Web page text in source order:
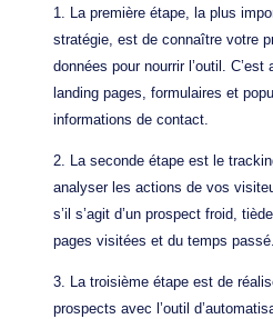
1. La première étape, la plus
stratégie, est de connaître votre
données pour nourrir l’outil. C’est
landing pages, formulaires et
informations de contact.
2. La seconde étape est le
analyser les actions de vos
s’il s’agit d’un prospect froid,
pages visitées et du temps passé.
3. La troisième étape est de
prospects avec l’outil